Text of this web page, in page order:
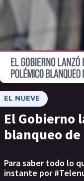
EL NUEVE
El Gobierno
blanqueo
Para saber todo lo
instante por